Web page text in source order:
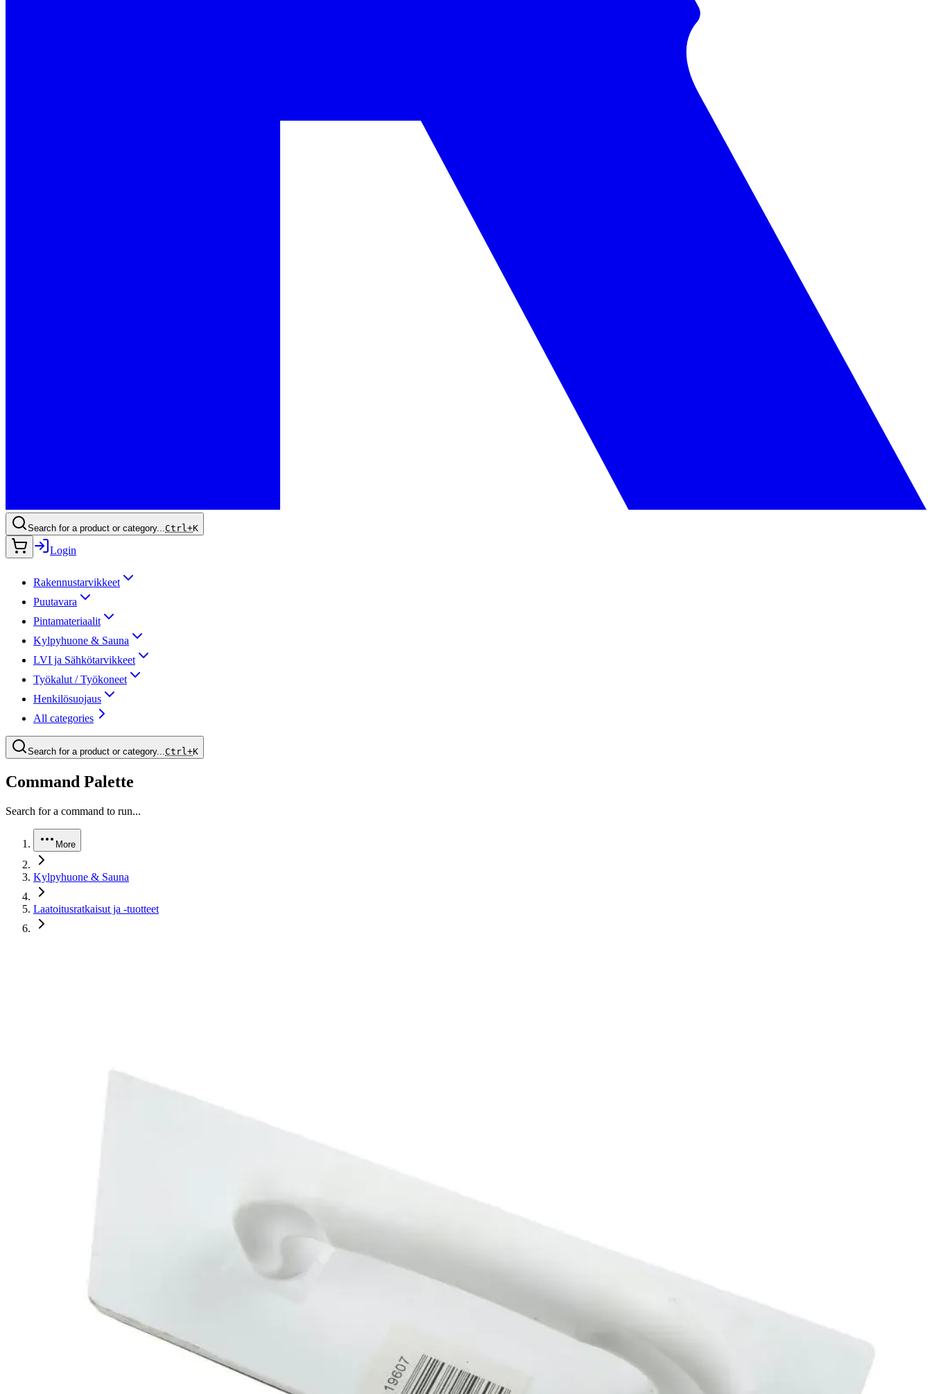
Search for a product or category... Ctrl+K
Login
Rakennustarvikkeet
Puutavara
Pintamateriaalit
Kylpyhuone & Sauna
LVI ja Sähkötarvikkeet
Työkalut / Työkoneet
Henkilösuojaus
All categories
Search for a product or category... Ctrl+K
Command Palette
Search for a command to run...
More
Kylpyhuone & Sauna
Laatoitusratkaisut ja -tuotteet